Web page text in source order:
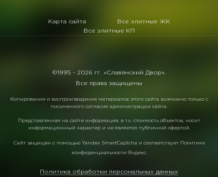
Карта сайта
Все элитные ЖК
Все элитные КП
©1995 - 2026 гг. «Славянский Двор».
Все права защищены
Копирование и воспроизведение материалов этого сайта возможно только с
письменного согласия администрации сайта.
Представленная на сайте информация, в т.ч. стоимость объектов, носит
информационный характер и не является публичной офертой.
Сайт защищен с помощью Yandex SmartCaptcha и соответствует Политике
конфиденциальности Яндекс.
Политика обработки персональных данных